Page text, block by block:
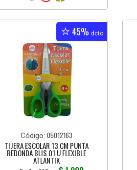
45% dcto
Código: 05012163
TIJERA ESCOLAR 13 CM PUNTA
REDONDA BLIS 01 U FLEXIBLE
ATLANTIK